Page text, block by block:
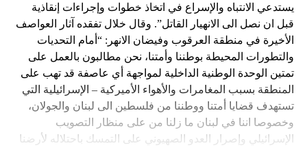
يستدعي الانتباه والإسراع في اتخاذ خطوات وإجراءات إنقاذية
قبل ان نصل الى الانهيار القاتل”. وقال خلال تفقده آثار العواصف
الأخيرة في منطقة العرقوب وفيضان الانهر: “أمام التحديات
والتطورات المحيطة بوطننا وأمتنا، نحن مطالبون بالعمل على
تمتين الوحدة الوطنية الداخلية لمواجهة أي عاصفة قد تهب على
المنطقة بسبب المغامرات والأهواء الأميركية – الإسرائيلية التي
تستهدف قضايا أمتنا ووطننا من فلسطين الى لبنان والجولان،
وخصوصا اننا في لبنان ما زلنا من على منظار التصويب
الإسرائيلي وإصرار العدو الصهيوني على التمسك باحتلاله لأرضنا